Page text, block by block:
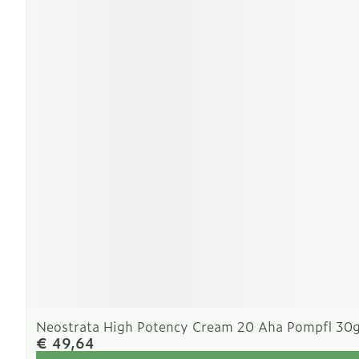
Neostrata High Potency Cream 20 Aha Pompfl
€ 49,64